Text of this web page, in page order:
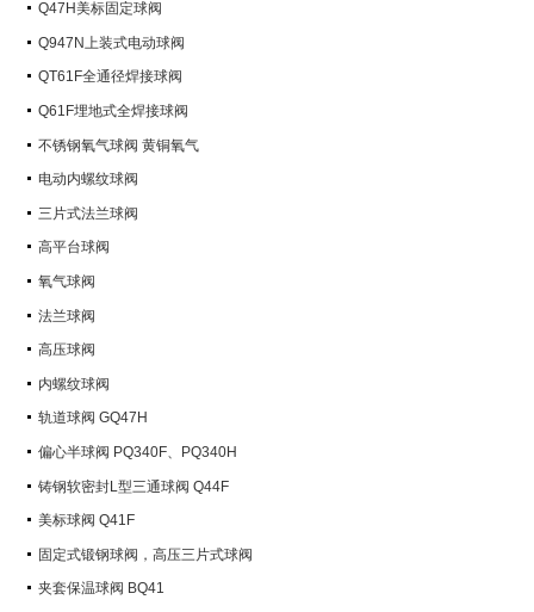
Q47H美标固定球阀
Q947N上装式电动球阀
QT61F全通径焊接球阀
Q61F埋地式全焊接球阀
不锈钢氧气球阀 黄铜氧气
电动内螺纹球阀
三片式法兰球阀
高平台球阀
氧气球阀
法兰球阀
高压球阀
内螺纹球阀
轨道球阀 GQ47H
偏心半球阀 PQ340F、PQ340H
铸钢软密封L型三通球阀 Q44F
美标球阀 Q41F
固定式锻钢球阀，高压三片式球阀
Q347Y,Q347F
夹套保温球阀 BQ41